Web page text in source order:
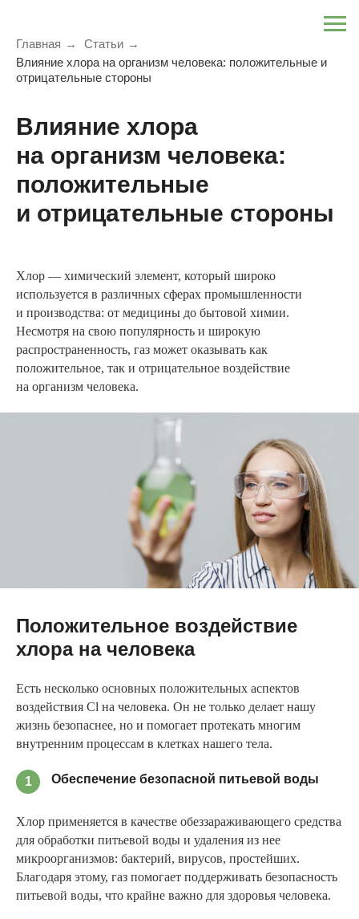
Главная → Статьи →
Влияние хлора на организм человека: положительные и
отрицательные стороны
Влияние хлора
на организм человека:
положительные
и отрицательные стороны
Хлор — химический элемент, который широко
используется в различных сферах промышленности
и производства: от медицины до бытовой химии.
Несмотря на свою популярность и широкую
распространенность, газ может оказывать как
положительное, так и отрицательное воздействие
на организм человека.
Положительное воздействие
хлора на человека
Есть несколько основных положительных аспектов
воздействия Cl на человека. Он не только делает нашу
жизнь безопаснее, но и помогает протекать многим
внутренним процессам в клетках нашего тела.
1 Обеспечение безопасной питьевой воды
Хлор применяется в качестве обеззараживающего средства
для обработки питьевой воды и удаления из нее
микроорганизмов: бактерий, вирусов, простейших.
Благодаря этому, газ помогает поддерживать безопасность
питьевой воды, что крайне важно для здоровья человека.